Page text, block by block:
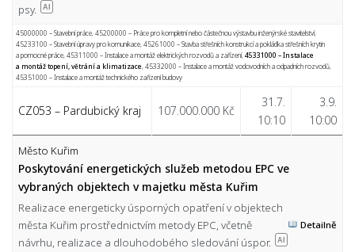
psy.
AI
45000000 – Stavební práce,45200000 – Práce pro kompletní nebo částečnou výstavbu inženýrské stavitelství,
45233100 – Stavební úpravy pro komunikace,45261000 – Stavba střešních konstrukcí a pokládka střešních krytin
a pomocné práce,45311000 – Instalace a montáž elektrických rozvodů a zařízení,45331000 – Instalace
a montáž topení, větrání a klimatizace,45332000 – Instalace a montáž vodovodních a odpadních rozvodů,
45351000 – Instalace a montáž technického zařízení budovy
CZ053 – Pardubický kraj 107.000.000 Kč
31.7.
10:10
3.9.
10:00
Město Kuřim
Poskytování energetických služeb metodou EPC ve
vybraných objektech v majetku města Kuřim
Realizace energeticky úsporných opatření v objektech
města Kuřim prostřednictvím metody EPC, včetně
návrhu, realizace a dlouhodobého sledování úspor.
AI
Detailně